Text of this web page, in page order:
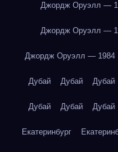
Джордж Оруэлл —
Джордж Оруэлл —
Джордж Оруэлл — 1984
Дубай Дубай Дубай
Дубай Дубай Дубай
Екатеринбург